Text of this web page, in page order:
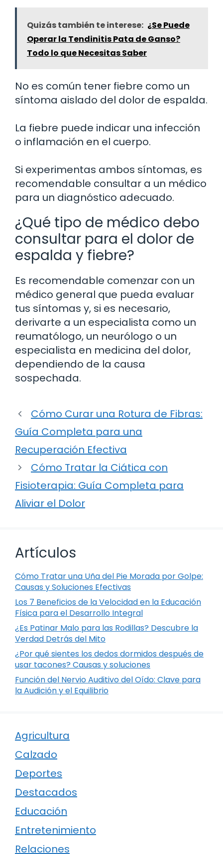
Quizás también te interese: ¿Se Puede
Operar la Tendinitis Pata de Ganso?
Todo lo que Necesitas Saber
No es común tener fiebre como un
síntoma aislado del dolor de espalda.
La fiebre puede indicar una infección
o inflamación en el cuerpo.
Si experimentas ambos síntomas, es
recomendable consultar a un médico
para un diagnóstico adecuado.
¿Qué tipo de médico debo
consultar para el dolor de
espalda y fiebre?
Es recomendable comenzar con un
médico general que pueda evaluar
tus síntomas y, si es necesario,
derivarte a un especialista como un
reumatólogo, un neurólogo o un
especialista en medicina del dolor,
dependiendo de la causa
sospechada.
Cómo Curar una Rotura de Fibras:
Guía Completa para una
Recuperación Efectiva
Cómo Tratar la Ciática con
Fisioterapia: Guía Completa para
Aliviar el Dolor
Artículos
Cómo Tratar una Uña del Pie Morada por Golpe:
Causas y Soluciones Efectivas
Los 7 Beneficios de la Velocidad en la Educación
Física para el Desarrollo Integral
¿Es Patinar Malo para las Rodillas? Descubre la
Verdad Detrás del Mito
¿Por qué sientes los dedos dormidos después de
usar tacones? Causas y soluciones
Función del Nervio Auditivo del Oído: Clave para
la Audición y el Equilibrio
Agricultura
Calzado
Deportes
Destacados
Educación
Entretenimiento
Relaciones